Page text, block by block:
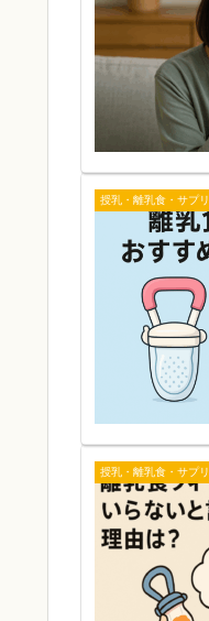
授乳・離乳食・サプリ
授乳・離乳食・サプリ